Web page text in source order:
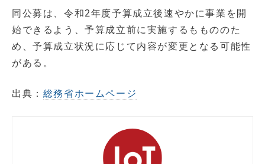
同公募は、令和2年度予算成立後速やかに事業を開
始できるよう、予算成立前に実施するももののた
め、予算成立状況に応じて内容が変更となる可能性
がある。
出典： 総務省ホームページ